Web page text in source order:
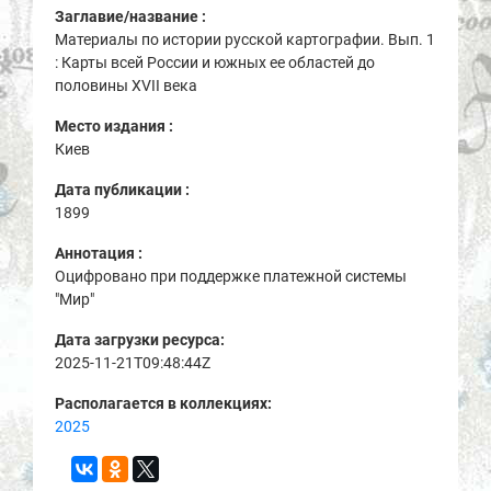
Заглавие/название :
Материалы по истории русской картографии. Вып. 1
: Карты всей России и южных ее областей до
половины XVII века
Место издания :
Киев
Дата публикации :
1899
Аннотация :
Оцифровано при поддержке платежной системы
"Мир"
Дата загрузки ресурса:
2025-11-21T09:48:44Z
Располагается в коллекциях:
2025